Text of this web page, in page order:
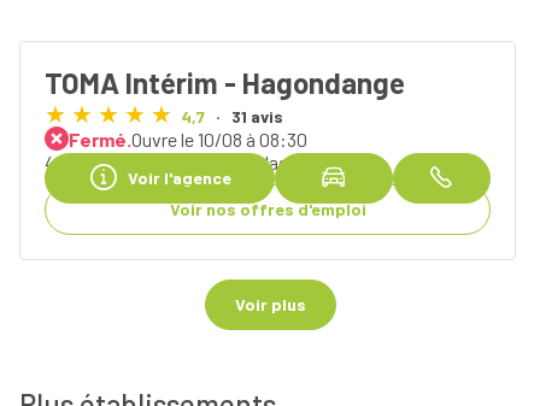
TOMA Intérim - Hagondange
4,7 31 avis
Fermé.Ouvre le 10/08 à 08:30
4 Rue Charles Lutz, 57300 Hagondange
Voir l'agence
Voir nos offres d'emploi
Voir plus